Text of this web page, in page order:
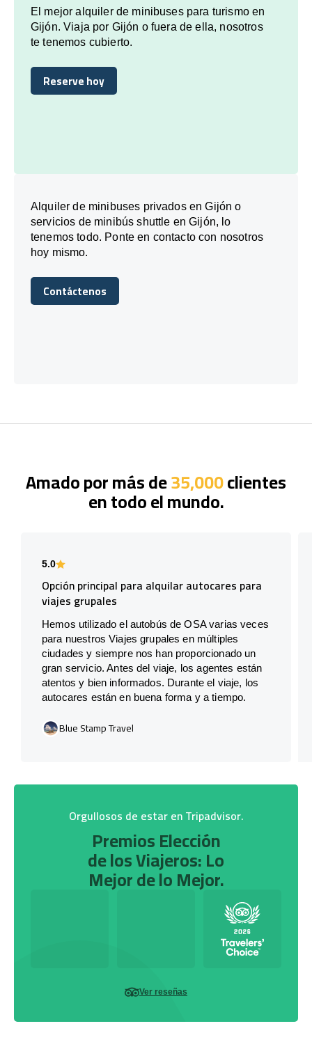
El mejor alquiler de minibuses para turismo en
Gijón. Viaja por Gijón o fuera de ella, nosotros
te tenemos cubierto.
Reserve hoy
Reserve hoy
Alquiler de minibuses privados en Gijón o
servicios de minibús shuttle en Gijón, lo
tenemos todo. Ponte en contacto con nosotros
hoy mismo.
Contáctenos
Contáctenos
Amado por más de35,000clientes
en todo el mundo.
5.0
Opción principal para alquilar autocares para
viajes grupales
Hemos utilizado el autobús de OSA varias veces
para nuestros Viajes grupales en múltiples
ciudades y siempre nos han proporcionado un
gran servicio. Antes del viaje, los agentes están
atentos y bien informados. Durante el viaje, los
autocares están en buena forma y a tiempo.
Blue Stamp Travel
Orgullosos de estar en Tripadvisor.
Premios Elección
de los Viajeros: Lo
Mejor de lo Mejor.
Ver reseñas